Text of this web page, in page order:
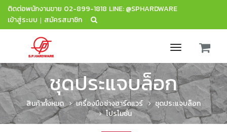
ติดต่อพนักงานขาย 02-899-1818 LINE: @SPHARDWARE
เข้าสู่ระบบ | สมัครสมาชิก
Toggle
navigation
ชุดประแจบล็อก
สินค้าทั้งหมด เครื่องมือช่างฮาร์ดแวร์
ชุดประแจบล็อก
โปรโมชั่น